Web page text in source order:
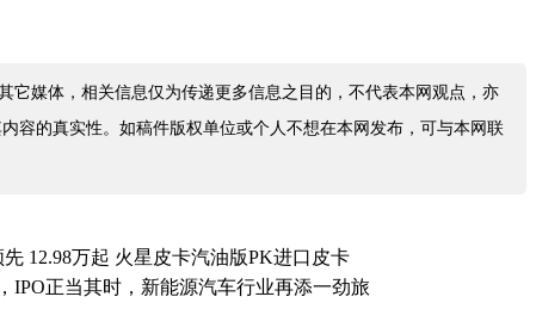
它媒体，相关信息仅为传递更多信息之目的，不代表本网观点，亦
容的真实性。如稿件版权单位或个人不想在本网发布，可与本网联
先 12.98万起 火星皮卡汽油版PK进口皮卡
IPO正当其时，新能源汽车行业再添一劲旅